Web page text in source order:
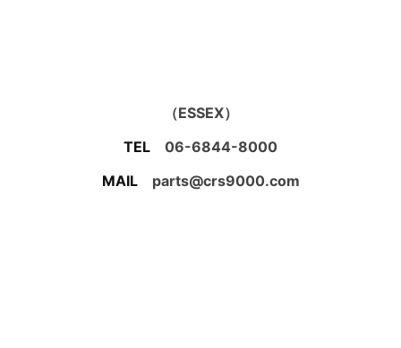
（ESSEX）
TEL 06-6844-8000
MAIL parts@crs9000.com